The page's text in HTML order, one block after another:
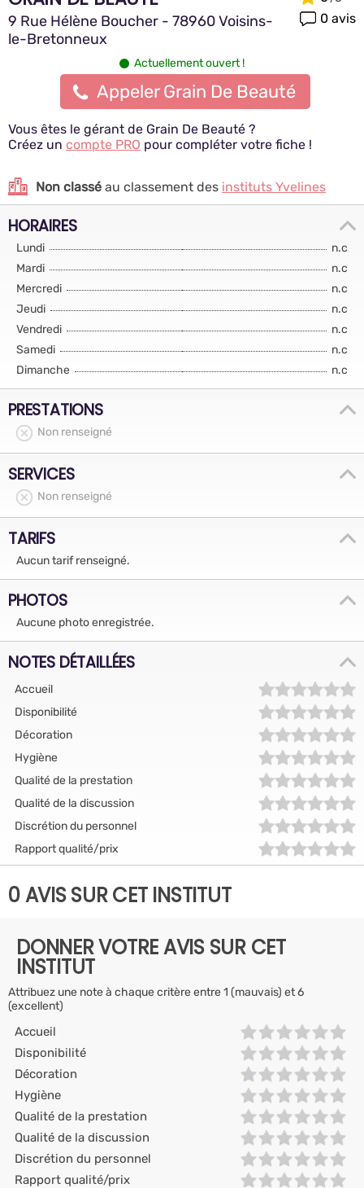
9 Rue Hélène Boucher - 78960 Voisins-
le-Bretonneux
0 avis
Actuellement ouvert !
Appeler Grain De Beauté
Vous êtes le gérant de Grain De Beauté ?
Créez un compte PRO pour compléter votre fiche !
Non classé au classement des instituts Yvelines
HORAIRES
Lundi
n.c
Mardi
n.c
Mercredi
n.c
Jeudi
n.c
Vendredi
n.c
Samedi
n.c
Dimanche
n.c
PRESTATIONS
Non renseigné
SERVICES
Non renseigné
TARIFS
Aucun tarif renseigné.
PHOTOS
Aucune photo enregistrée.
NOTES DÉTAILLÉES
Accueil
Disponibilité
Décoration
Hygiène
Qualité de la prestation
Qualité de la discussion
Discrétion du personnel
Rapport qualité/prix
0 AVIS SUR CET INSTITUT
DONNER VOTRE AVIS SUR CET
INSTITUT
Attribuez une note à chaque critère entre 1 (mauvais) et 6
(excellent)
Accueil
Disponibilité
Décoration
Hygiène
Qualité de la prestation
Qualité de la discussion
Discrétion du personnel
Rapport qualité/prix